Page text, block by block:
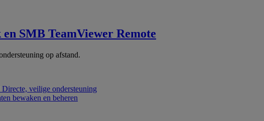
SMB TeamViewer Remote
op afstand.
Directe, veilige ondersteuning
bewaken en beheren